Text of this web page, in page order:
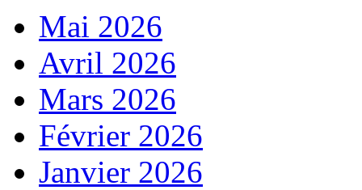
Mai 2026
Avril 2026
Mars 2026
Février 2026
Janvier 2026